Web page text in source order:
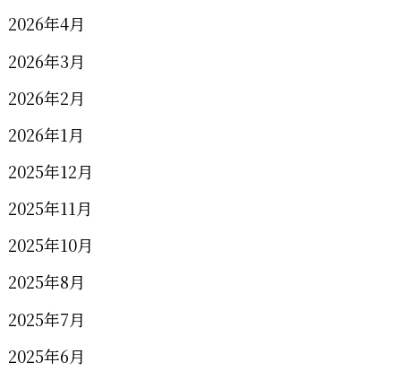
2026年4月
2026年3月
2026年2月
2026年1月
2025年12月
2025年11月
2025年10月
2025年8月
2025年7月
2025年6月